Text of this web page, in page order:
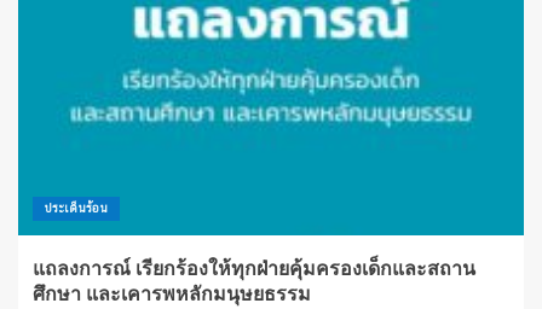
ประเด็นร้อน
แถลงการณ์ เรียกร้องให้ทุกฝ่ายคุ้มครองเด็กและสถาน
ศึกษา และเคารพหลักมนุษยธรรม